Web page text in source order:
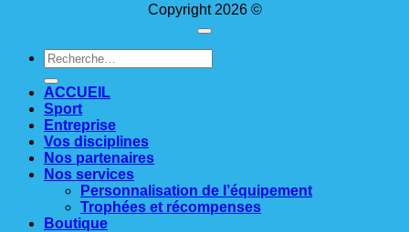
Copyright 2026 ©
Recherche
pour :
ACCUEIL
Sport
Entreprise
Vos disciplines
Nos partenaires
Nos services
Personnalisation de l’équipement
Trophées et récompenses
Boutique